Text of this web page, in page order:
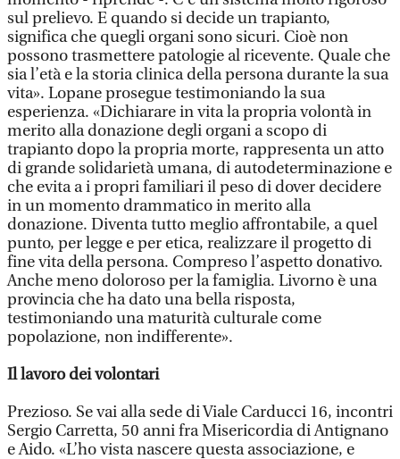
sul prelievo. E quando si decide un trapianto,
significa che quegli organi sono sicuri. Cioè non
possono trasmettere patologie al ricevente. Quale che
sia l’età e la storia clinica della persona durante la sua
vita». Lopane prosegue testimoniando la sua
esperienza. «Dichiarare in vita la propria volontà in
merito alla donazione degli organi a scopo di
trapianto dopo la propria morte, rappresenta un atto
di grande solidarietà umana, di autodeterminazione e
che evita a i propri familiari il peso di dover decidere
in un momento drammatico in merito alla
donazione. Diventa tutto meglio affrontabile, a quel
punto, per legge e per etica, realizzare il progetto di
fine vita della persona. Compreso l’aspetto donativo.
Anche meno doloroso per la famiglia. Livorno è una
provincia che ha dato una bella risposta,
testimoniando una maturità culturale come
popolazione, non indifferente».
Il lavoro dei volontari
Prezioso. Se vai alla sede di Viale Carducci 16, incontri
Sergio Carretta, 50 anni fra Misericordia di Antignano
e Aido. «L’ho vista nascere questa associazione, e